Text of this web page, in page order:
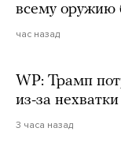
всему оружию
час назад
WP: Трамп
из-за
3 часа назад